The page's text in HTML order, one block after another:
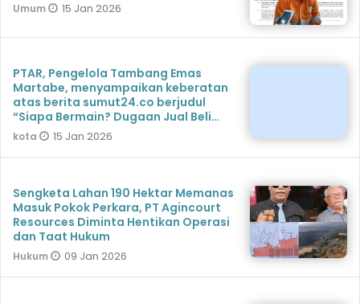
Umum 15 Jan 2026
PTAR, Pengelola Tambang Emas
Martabe, menyampaikan keberatan
atas berita sumut24.co berjudul
“Siapa Bermain? Dugaan Jual Beli
Lahan Konsesi PT Agincou
kota 15 Jan 2026
Sengketa Lahan 190 Hektar Memanas
Masuk Pokok Perkara, PT Agincourt
Resources Diminta Hentikan Operasi
dan Taat Hukum
Hukum 09 Jan 2026